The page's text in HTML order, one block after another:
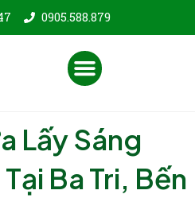
0905.588.879
Menu
Lấy Sáng
Ba Tri, Bến